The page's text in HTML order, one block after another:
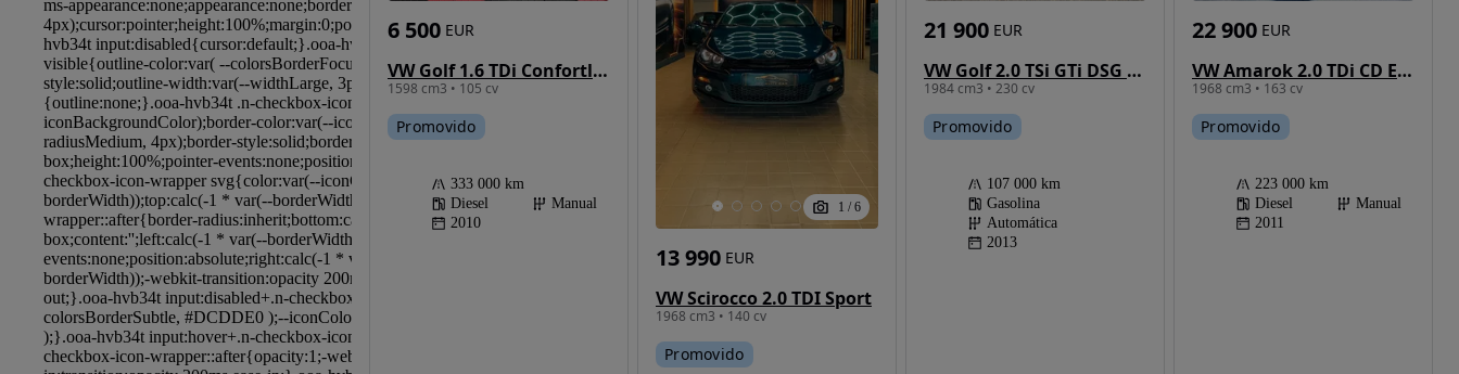
VW Golf 1.6 TDi Confortline
1598 cm3 • 105 cv
6 500 EUR
Promovido
333 000 km
Diesel
Manual
2010
1 / 6
VW Scirocco 2.0 TDI Sport
1968 cm3 • 140 cv
13 990 EUR
Promovido
VW Golf 2.0 TSi GTi DSG Performance
1984 cm3 • 230 cv
21 900 EUR
Promovido
107 000 km
Gasolina
Automática
2013
VW Amarok 2.0 TDi CD Extra AC CM 4Motion
1968 cm3 • 163 cv
22 900 EUR
Promovido
223 000 km
Diesel
Manual
2011